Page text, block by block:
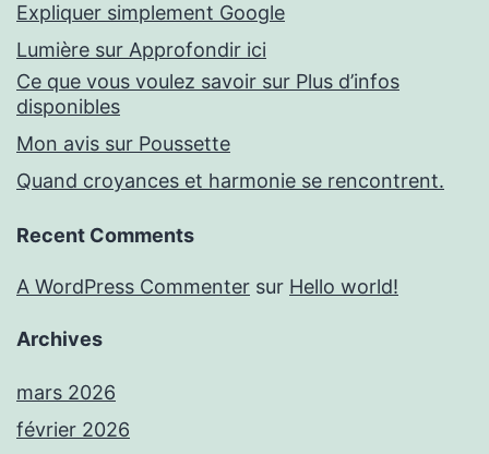
Expliquer simplement Google
Lumière sur Approfondir ici
Ce que vous voulez savoir sur Plus d’infos
disponibles
Mon avis sur Poussette
Quand croyances et harmonie se rencontrent.
Recent Comments
A WordPress Commenter sur Hello world!
Archives
mars 2026
février 2026